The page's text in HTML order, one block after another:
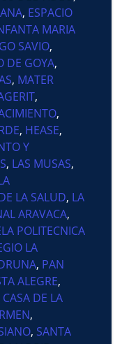
, ESPACIO
MARIA
SAVIO,
DE GOYA,
, MATER
,
,
, HEASE,
Y
, LAS MUSAS,
LA SALUD, LA
ARAVACA,
POLITECNICA
LA
, PAN
ALEGRE,
CASA DE LA
,
, SANTA